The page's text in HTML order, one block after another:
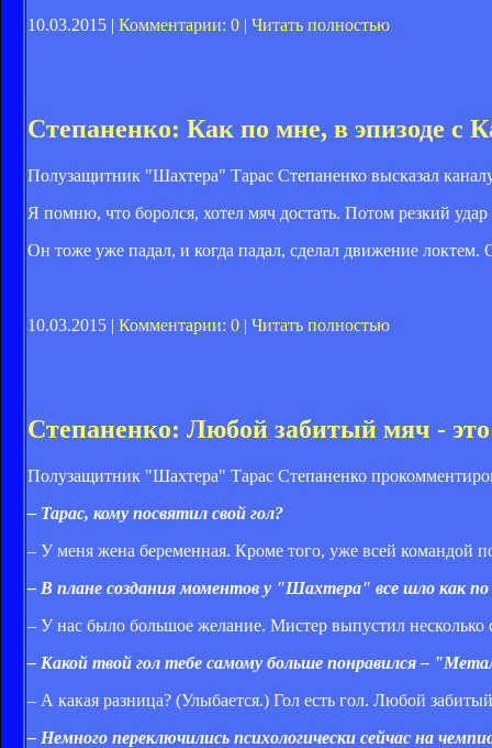
10.03.2015 | Комментарии: 0 | Читать полностью
Степаненко: Как по мне, в эпизоде с
Полузащитник "Шахтера" Тарас Степаненко высказал
Я помню, что боролся, хотел мяч достать. Потом резкий
Он тоже уже падал, и когда падал, сделал движение локтем.
10.03.2015 | Комментарии: 0 | Читать полностью
Степаненко: Любой забитый мяч - это
Полузащитник "Шахтера" Тарас Степаненко
– Тарас, кому посвятил свой гол?
– У меня жена беременная. Кроме того, уже всей командой
– В плане создания моментов у "Шахтера" все шло как по
– У нас было большое желание. Мистер выпустил несколько
– Какой твой гол тебе самому больше понравился –
– А какая разница? (Улыбается.) Гол есть гол. Любой
– Немного переключились психологически сейчас на